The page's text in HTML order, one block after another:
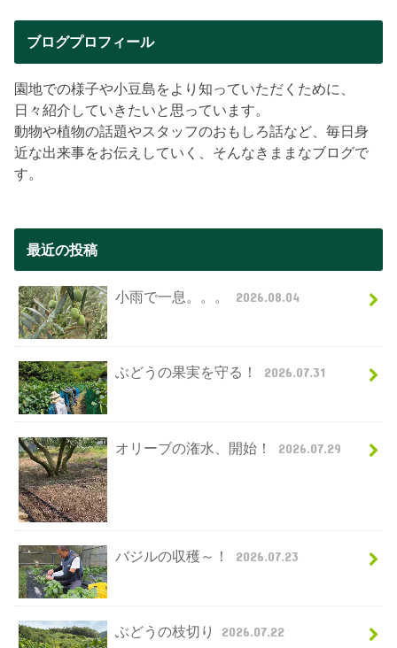
ブログプロフィール
園地での様子や小豆島をより知っていただくために、
日々紹介していきたいと思っています。
動物や植物の話題やスタッフのおもしろ話など、毎日身
近な出来事をお伝えしていく、そんなきままなブログで
す。
最近の投稿
小雨で一息。。。 2026.08.04
ぶどうの果実を守る！ 2026.07.31
オリーブの潅水、開始！ 2026.07.29
バジルの収穫～！ 2026.07.23
ぶどうの枝切り 2026.07.22